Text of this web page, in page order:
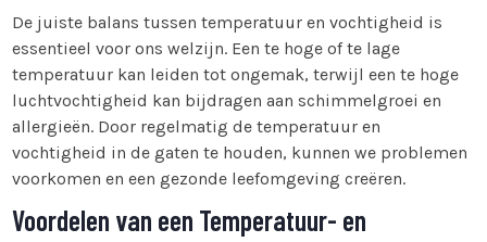
De juiste balans tussen temperatuur en vochtigheid is
essentieel voor ons welzijn. Een te hoge of te lage
temperatuur kan leiden tot ongemak, terwijl een te hoge
luchtvochtigheid kan bijdragen aan schimmelgroei en
allergieën. Door regelmatig de temperatuur en
vochtigheid in de gaten te houden, kunnen we problemen
voorkomen en een gezonde leefomgeving creëren.
Voordelen van een Temperatuur- en